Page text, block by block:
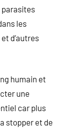
parasites
les
d’autres
humain et
une
car plus
stopper et de